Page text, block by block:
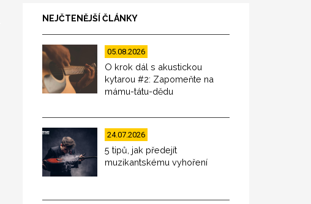
NEJČTENĚJŠÍ ČLÁNKY
05.08.2026
O krok dál s akustickou
kytarou #2: Zapomeňte na
mámu-tátu-dědu
24.07.2026
5 tipů, jak předejít
muzikantskému vyhoření